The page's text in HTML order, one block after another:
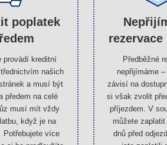
poplatek
provádí kreditní
našich
a musí být
předem na celé
musí mít vždy
když je na
Potřebujete více
rezervace
Předběžné
nepřijímáme
závisí na
si však zvolit
příjezdem. V
můžete
dnů před